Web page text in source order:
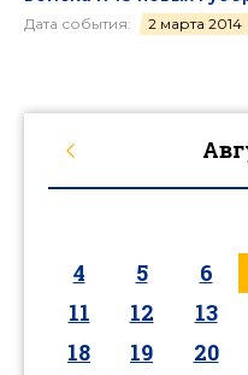
Дата события: 2 марта 2014
4
5 6
11
12 13
18
19 20